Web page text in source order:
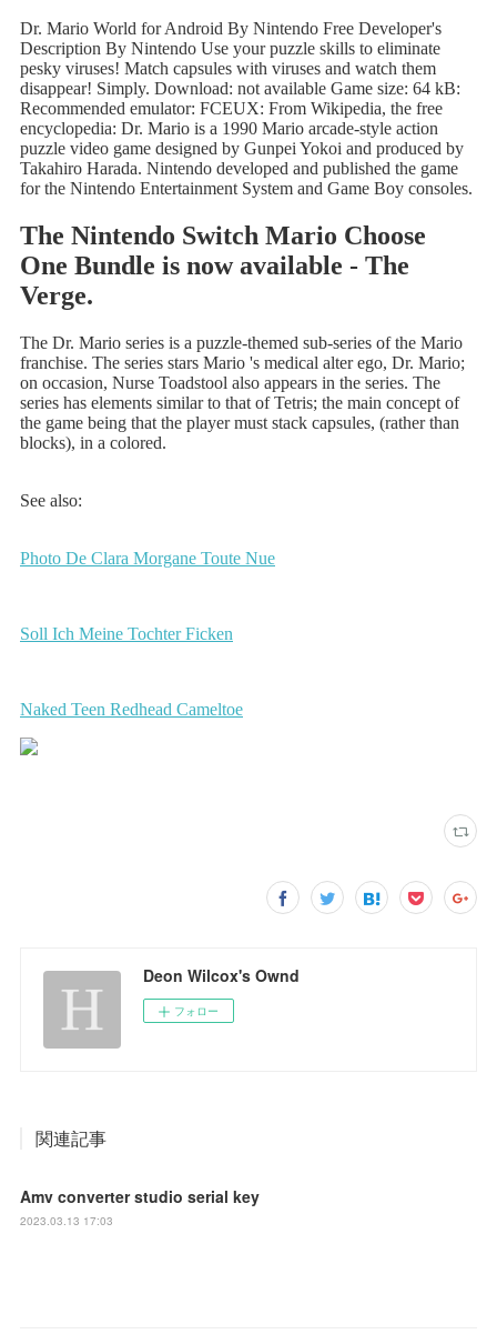
Deon Wilcox's Ownd
フォロー
関連記事
Amv converter studio serial key
2023.03.13 17:03